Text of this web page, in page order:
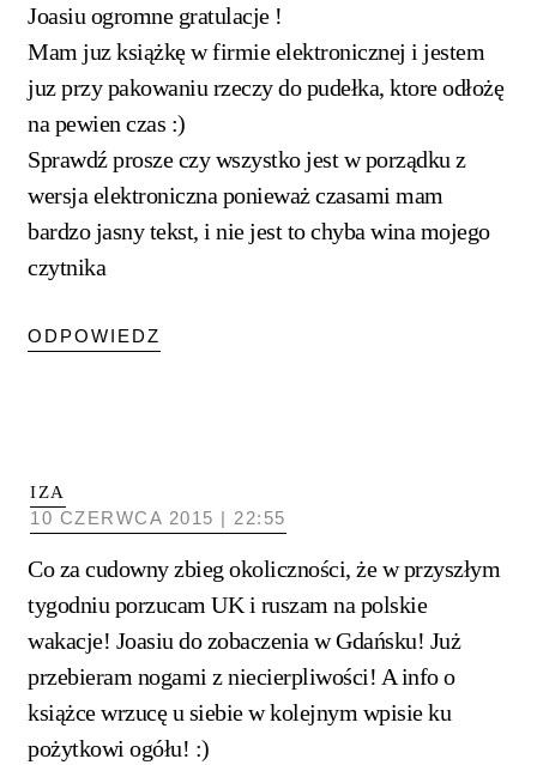
Joasiu ogromne gratulacje !
Mam juz książkę w firmie elektronicznej i jestem
juz przy pakowaniu rzeczy do pudełka, ktore odłożę
na pewien czas :)
Sprawdź prosze czy wszystko jest w porządku z
wersja elektroniczna ponieważ czasami mam
bardzo jasny tekst, i nie jest to chyba wina mojego
czytnika
ODPOWIEDZ
IZA
10 CZERWCA 2015 | 22:55
Co za cudowny zbieg okoliczności, że w przyszłym
tygodniu porzucam UK i ruszam na polskie
wakacje! Joasiu do zobaczenia w Gdańsku! Już
przebieram nogami z niecierpliwości! A info o
książce wrzucę u siebie w kolejnym wpisie ku
pożytkowi ogółu! :)